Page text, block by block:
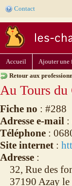
Contact
Accueil Ajouter une
Retour aux
Au Tours du
Fiche no : #288
Adresse e-mail :
Téléphone :
Site internet :
Adresse :
32, Rue des
37190 Azay le